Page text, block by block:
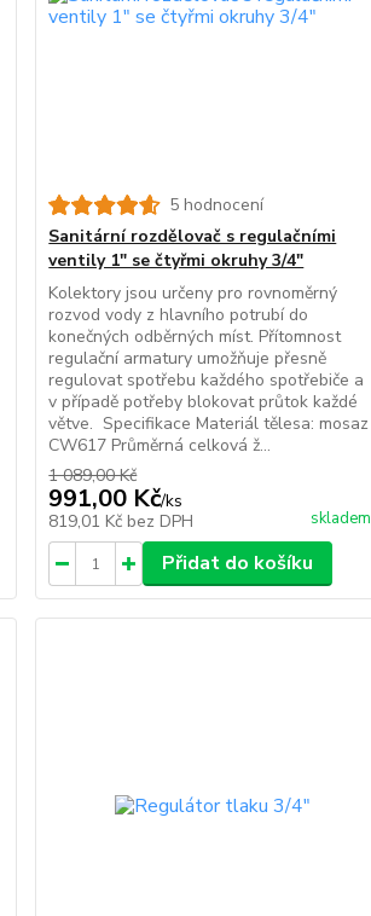
5 hodnocení
Sanitární rozdělovač s regulačními
ventily 1" se čtyřmi okruhy 3/4"
Kolektory jsou určeny pro rovnoměrný
rozvod vody z hlavního potrubí do
konečných odběrných míst. Přítomnost
regulační armatury umožňuje přesně
regulovat spotřebu každého spotřebiče a
v případě potřeby blokovat průtok každé
větve. Specifikace Materiál tělesa: mosaz
CW617 Průměrná celková ž...
1 089,00 Kč
991,00 Kč/ks
819,01 Kč bez DPH skladem
Přidat do košíku